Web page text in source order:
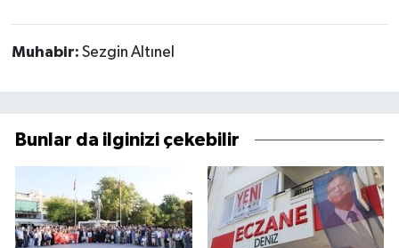
Muhabir: Sezgin Altınel
Bunlar da ilginizi çekebilir